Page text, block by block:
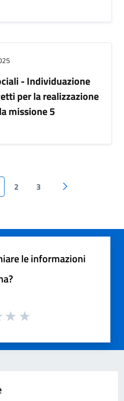
- Individuazione
per la realizzazione
missione 5
2 3 Pagina
le informazioni